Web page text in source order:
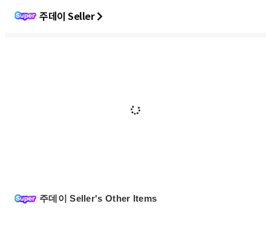
주데이 Seller
주데이 Seller's Other Items